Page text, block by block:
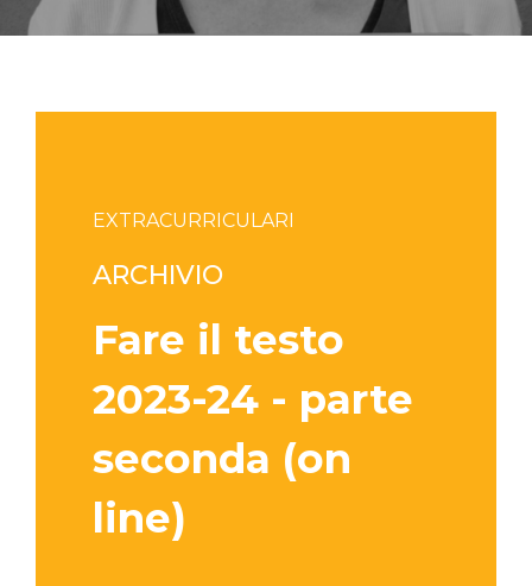
EXTRACURRICULARI
ARCHIVIO
Fare il testo
2023-24 - parte
seconda (on
line)